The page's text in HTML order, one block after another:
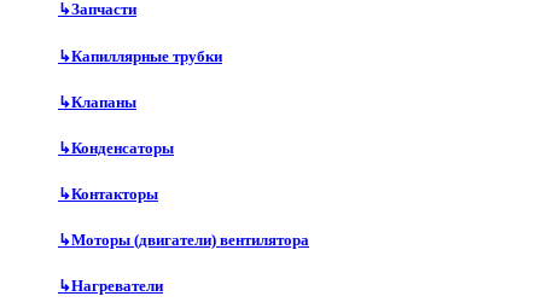
↳Запчасти
↳Капиллярные трубки
↳Клапаны
↳Конденсаторы
↳Контакторы
↳Моторы (двигатели) вентилятора
↳Нагреватели